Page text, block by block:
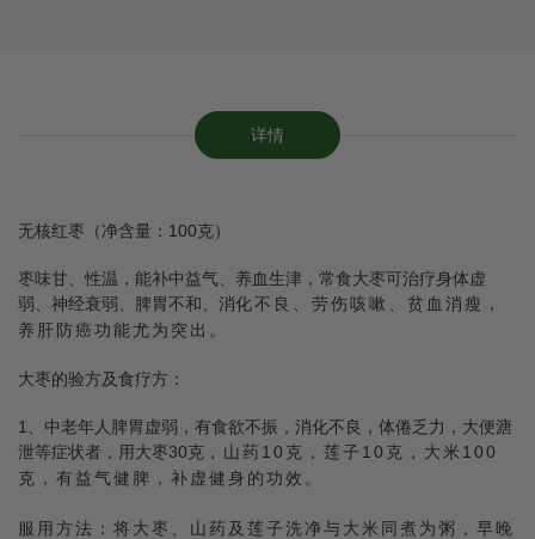
详情
无核红枣（净含量：100克）
枣味甘、性温，能补中益气、养血生津，常食大枣可治疗身体虚
弱、神经衰弱、脾胃不和、消化不良、劳伤咳嗽、贫血消瘦，
养肝防癌功能尤为突出。
大枣的验方及食疗方：
1、中老年人脾胃虚弱，有食欲不振，消化不良，体倦乏力，大便溏
泄等症状者，用大枣30克 ，山药10克，莲子10克，大米100
克，有益气健脾，补虚健身的功效。
服用方法：将大枣、山药及莲子洗净与大米同煮为粥，早晚